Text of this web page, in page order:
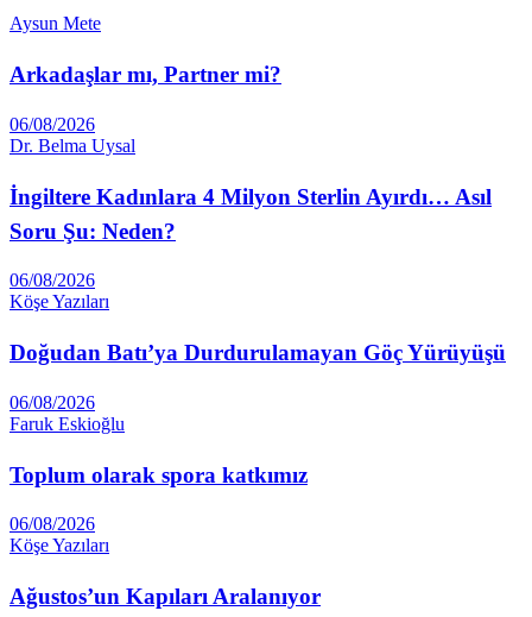
Aysun Mete
Arkadaşlar mı, Partner mi?
06/08/2026
Dr. Belma Uysal
İngiltere Kadınlara 4 Milyon Sterlin Ayırdı… Asıl
Soru Şu: Neden?
06/08/2026
Köşe Yazıları
Doğudan Batı’ya Durdurulamayan Göç Yürüyüşü
06/08/2026
Faruk Eskioğlu
Toplum olarak spora katkımız
06/08/2026
Köşe Yazıları
Ağustos’un Kapıları Aralanıyor